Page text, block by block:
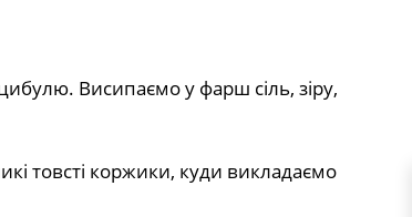
Висипаємо у фарш сіль, зіру,
товсті коржики, куди викладаємо